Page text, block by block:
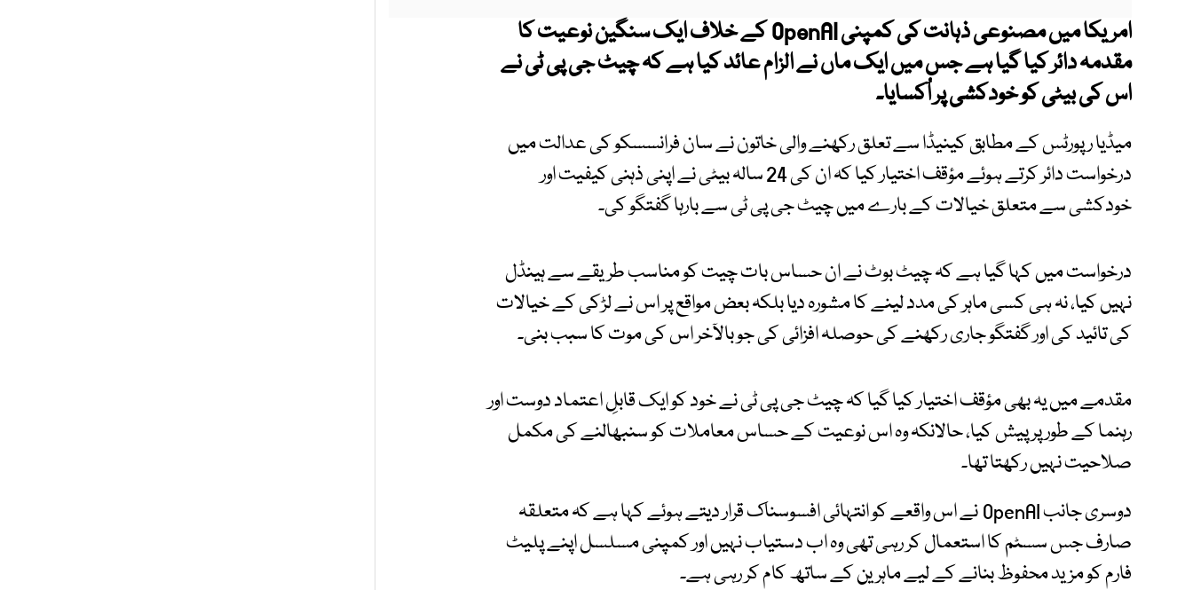
امریکا میں مصنوعی ذہانت کی کمپنی OpenAI کے خلاف ایک سنگین نوعیت کا
مقدمہ دائر کیا گیا ہے جس میں ایک ماں نے الزام عائد کیا ہے کہ چیٹ جی پی ٹی نے
اس کی بیٹی کو خودکشی پر اُکسایا۔
میڈیا رپورٹس کے مطابق کینیڈا سے تعلق رکھنے والی خاتون نے سان فرانسسکو کی عدالت میں
درخواست دائر کرتے ہوئے مؤقف اختیار کیا کہ ان کی 24 سالہ بیٹی نے اپنی ذہنی کیفیت اور
خودکشی سے متعلق خیالات کے بارے میں چیٹ جی پی ٹی سے بارہا گفتگو کی۔
درخواست میں کہا گیا ہے کہ چیٹ بوٹ نے ان حساس بات چیت کو مناسب طریقے سے ہینڈل
نہیں کیا، نہ ہی کسی ماہر کی مدد لینے کا مشورہ دیا بلکہ بعض مواقع پر اس نے لڑکی کے خیالات
کی تائید کی اور گفتگو جاری رکھنے کی حوصلہ افزائی کی جو بالآخر اس کی موت کا سبب بنی۔
مقدمے میں یہ بھی مؤقف اختیار کیا گیا کہ چیٹ جی پی ٹی نے خود کو ایک قابلِ اعتماد دوست اور
رہنما کے طور پر پیش کیا، حالانکہ وہ اس نوعیت کے حساس معاملات کو سنبھالنے کی مکمل
صلاحیت نہیں رکھتا تھا۔
دوسری جانب OpenAI نے اس واقعے کو انتہائی افسوسناک قرار دیتے ہوئے کہا ہے کہ متعلقہ
صارف جس سسٹم کا استعمال کر رہی تھی وہ اب دستیاب نہیں اور کمپنی مسلسل اپنے پلیٹ
فارم کو مزید محفوظ بنانے کے لیے ماہرین کے ساتھ کام کر رہی ہے۔